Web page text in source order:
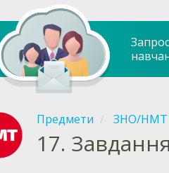
Предмети ЗНО/НМТ
17.